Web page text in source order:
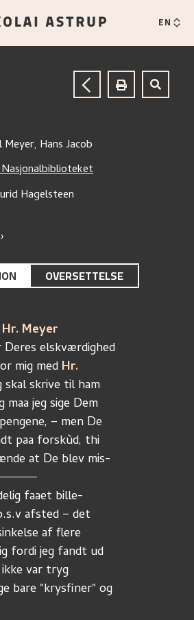
EN
Meyer, Hans Jacob
Nasjonalbiblioteket
Hagelsteen
›
OVERSETTELSE
Hr. Meyer
elskværdighed
mig med Hr.
skal skrive til ham
maa jeg sige Dem
– men De
paa forskùd, thi
at De blev mis-
faaet bille-
afsted – det
af flere
fordi jeg fandt ud
var tryg
bare "krysfiner" og